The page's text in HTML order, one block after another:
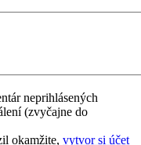
neprihlásených
(zvyčajne do
okamžite, vytvor si účet